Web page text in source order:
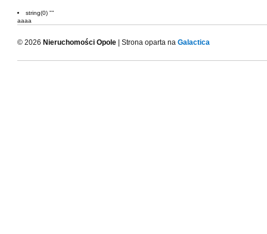
string(0) ""
aaaa
© 2026 Nieruchomości Opole | Strona oparta na Galactica